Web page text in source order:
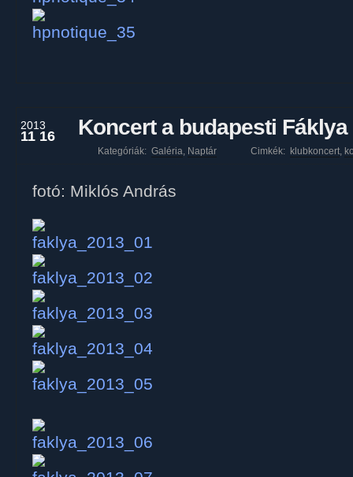
2013
11 16 Koncert a budapesti Fáklya
Kategóriák: Galéria, Naptár Cimkék: klubkoncert,
fotó: Miklós András